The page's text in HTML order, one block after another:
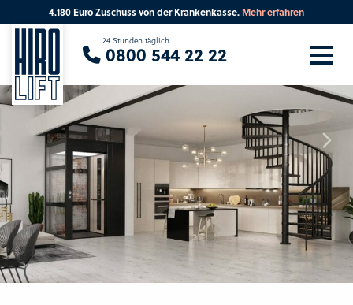
4.180 Euro Zuschuss von der Krankenkasse. Mehr erfahren
24 Stunden täglich
0800 544 22 22
Sie suchen eine Beratung vor Ort?
Ihre PLZ Beratung